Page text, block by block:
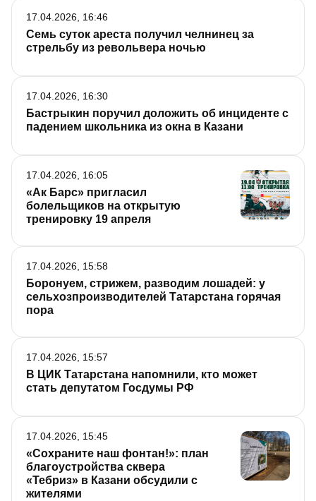
Семь суток ареста получил челнинец за
стрельбу из револьвера ночью
17.04.2026, 16:46
Бастрыкин поручил доложить об инциденте с
падением школьника из окна в Казани
17.04.2026, 16:30
«Ак Барс» пригласил
болельщиков на открытую
тренировку 19 апреля
17.04.2026, 16:05
Боронуем, стрижем, разводим лошадей: у
сельхозпроизводителей Татарстана горячая
пора
17.04.2026, 15:58
В ЦИК Татарстана напомнили, кто может
стать депутатом Госдумы РФ
17.04.2026, 15:57
«Сохраните наш фонтан!»: план
благоустройства сквера
«Тебриз» в Казани обсудили с
жителями
17.04.2026, 15:45